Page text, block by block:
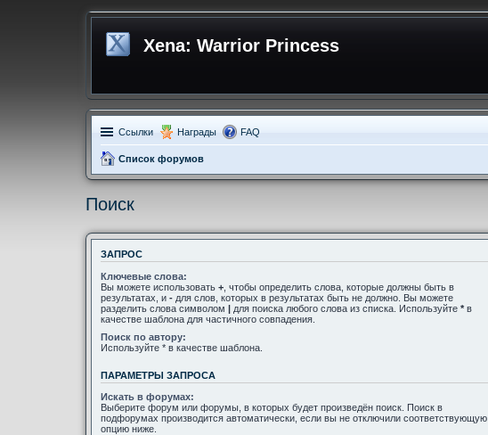
Xena: Warrior Princess
Ссылки Награды FAQ
Список форумов
Поиск
ЗАПРОС
Ключевые слова:
Вы можете использовать + , чтобы определить слова, которые должны быть в
результатах, и - для слов, которых в результатах быть не должно. Вы можете
разделить слова символом | для поиска любого слова из списка. Используйте * в
качестве шаблона для частичного совпадения.
Поиск по автору:
Используйте * в качестве шаблона.
ПАРАМЕТРЫ ЗАПРОСА
Искать в форумах:
Выберите форум или форумы, в которых будет произведён поиск. Поиск в
подфорумах производится автоматически, если вы не отключили соответствующую
опцию ниже.